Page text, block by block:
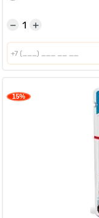
+
−
15%